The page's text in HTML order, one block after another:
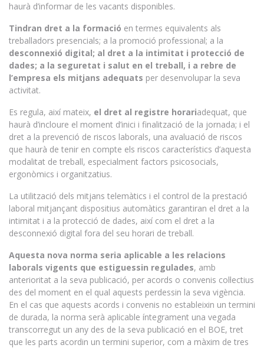
haurà d’informar de les vacants disponibles.
Tindran dret a la formació en termes equivalents als
treballadors presencials; a la promoció professional; a la
desconnexió digital; al dret a la intimitat i protecció de
dades; a la seguretat i salut en el treball, i a rebre de
l’empresa els mitjans adequats per desenvolupar la seva
activitat.
Es regula, així mateix, el dret al registre horariadequat, que
haurà d’incloure el moment d’inici i finalització de la jornada; i el
dret a la prevenció de riscos laborals, una avaluació de riscos
que haurà de tenir en compte els riscos característics d’aquesta
modalitat de treball, especialment factors psicosocials,
ergonòmics i organitzatius.
La utilització dels mitjans telemàtics i el control de la prestació
laboral mitjançant dispositius automàtics garantiran el dret a la
intimitat i a la protecció de dades, així com el dret a la
desconnexió digital fora del seu horari de treball.
Aquesta nova norma seria aplicable a les relacions
laborals vigents que estiguessin regulades, amb
anterioritat a la seva publicació, per acords o convenis col·lectius
des del moment en el qual aquests perdessin la seva vigència.
En el cas que aquests acords i convenis no estableixin un termini
de durada, la norma serà aplicable íntegrament una vegada
transcorregut un any des de la seva publicació en el BOE, tret
que les parts acordin un termini superior, com a màxim de tres